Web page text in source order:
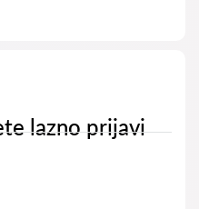
lazno prijavi